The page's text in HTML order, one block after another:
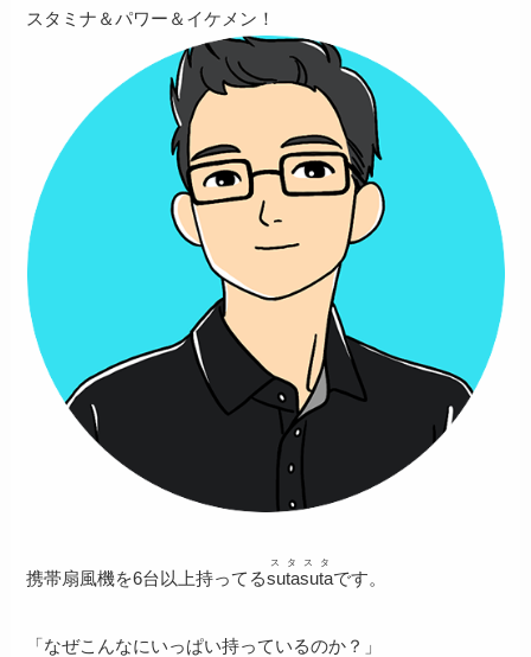
スタミナ＆パワー＆イケメン！
携帯扇風機を6台以上持ってるsutasuta
スタスタ
です。
「なぜこんなにいっぱい持っているのか？」